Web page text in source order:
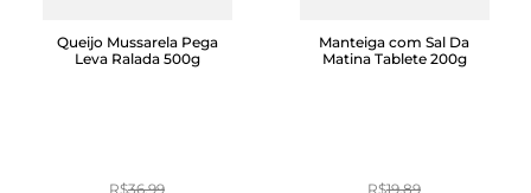
Queijo Mussarela Pega
Leva Ralada 500g
R$36,99
Manteiga com Sal Da
Matina Tablete 200g
R$19,89